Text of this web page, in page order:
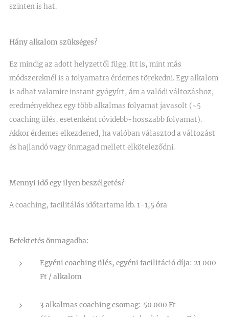
szinten is hat.
Hány alkalom szükséges?
Ez mindig az adott helyzettől függ. Itt is, mint más
módszereknél is a folyamatra érdemes törekedni. Egy alkalom
is adhat valamire instant gyógyírt, ám a valódi változáshoz,
eredményekhez egy több alkalmas folyamat javasolt (~5
coaching ülés, esetenként rövidebb-hosszabb folyamat).
Akkor érdemes elkezdened, ha valóban választod a változást
és hajlandó vagy önmagad mellett elköteleződni.
Mennyi idő egy ilyen beszélgetés?
A coaching, facilitálás időtartama kb.1-1,5 óra
Befektetés önmagadba:
Egyéni coaching ülés, egyéni facilitáció díja: 21 000
Ft / alkalom
3 alkalmas coaching csomag: 50 000 Ft